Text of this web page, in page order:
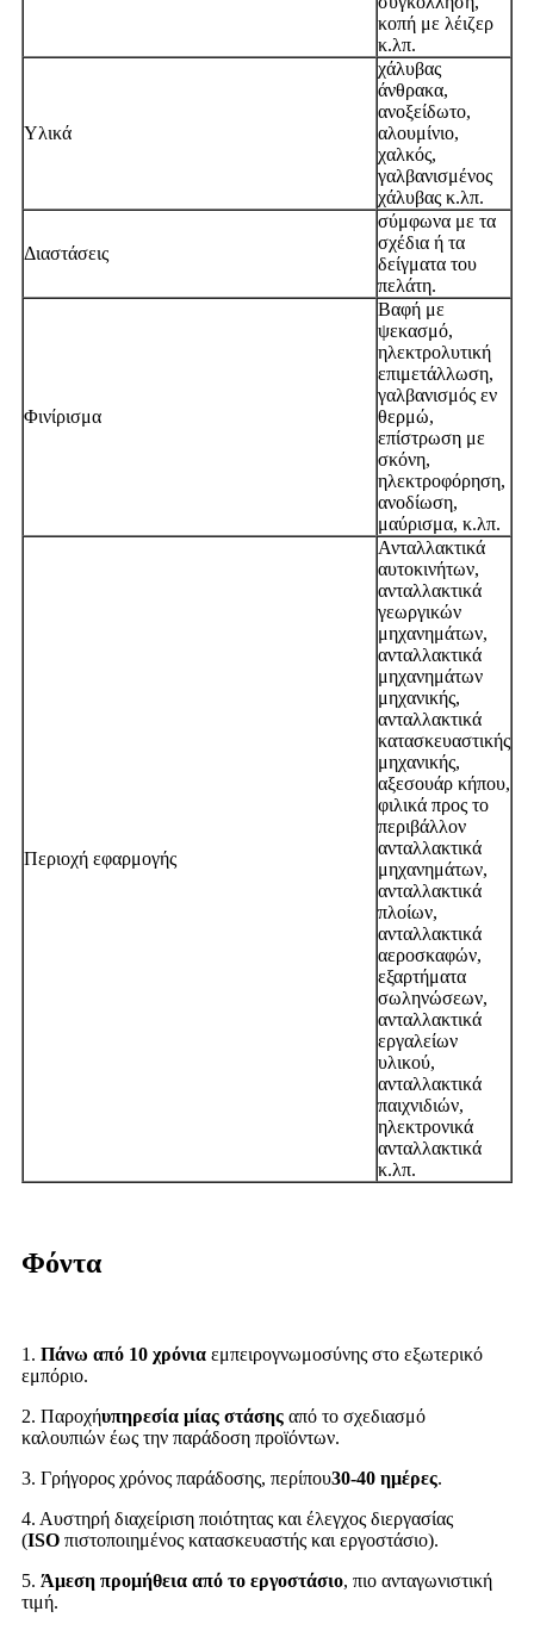
κοπή με λέιζερ
κ.λπ.
Υλικά
χάλυβας
άνθρακα,
ανοξείδωτο,
αλουμίνιο,
χαλκός,
γαλβανισμένος
χάλυβας κ.λπ.
Διαστάσεις
σύμφωνα με τα
σχέδια ή τα
δείγματα του
πελάτη.
Φινίρισμα
Βαφή με
ψεκασμό,
ηλεκτρολυτική
επιμετάλλωση,
γαλβανισμός εν
θερμώ,
επίστρωση με
σκόνη,
ηλεκτροφόρηση,
ανοδίωση,
μαύρισμα, κ.λπ.
Περιοχή εφαρμογής
Ανταλλακτικά
αυτοκινήτων,
ανταλλακτικά
γεωργικών
μηχανημάτων,
ανταλλακτικά
μηχανημάτων
μηχανικής,
ανταλλακτικά
κατασκευαστικής
μηχανικής,
αξεσουάρ κήπου,
φιλικά προς το
περιβάλλον
ανταλλακτικά
μηχανημάτων,
ανταλλακτικά
πλοίων,
ανταλλακτικά
αεροσκαφών,
εξαρτήματα
σωληνώσεων,
ανταλλακτικά
εργαλείων
υλικού,
ανταλλακτικά
παιχνιδιών,
ηλεκτρονικά
ανταλλακτικά
κ.λπ.
Φόντα
1. Πάνω από 10 χρόνια εμπειρογνωμοσύνης στο εξωτερικό
εμπόριο.
2. Παροχήυπηρεσία μίας στάσης από το σχεδιασμό
καλουπιών έως την παράδοση προϊόντων.
3. Γρήγορος χρόνος παράδοσης, περίπου30-40 ημέρες.
4. Αυστηρή διαχείριση ποιότητας και έλεγχος διεργασίας
(ISO πιστοποιημένος κατασκευαστής και εργοστάσιο).
5. Άμεση προμήθεια από το εργοστάσιο, πιο ανταγωνιστική
τιμή.